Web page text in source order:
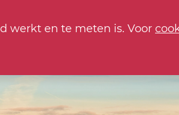
werkt en te meten is. Voor